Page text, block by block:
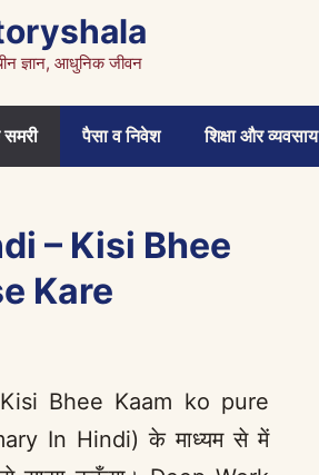
ज्ञान, आधुनिक जीवन
पैसा व निवेश शिक्षा और व्यवसाय
– Kisi Bhee
Kare
Bhee Kaam ko pure
In Hindi) के माध्यम से में